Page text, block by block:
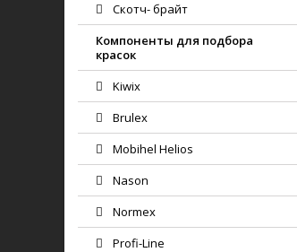
Скотч- брайт
Компоненты для подбора
красок
Kiwix
Brulex
Mobihel Helios
Nason
Normex
Profi-Line